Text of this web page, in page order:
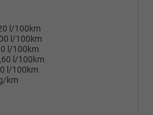
l/100km
l/100km
l/100km
l/100km
l/100km
km